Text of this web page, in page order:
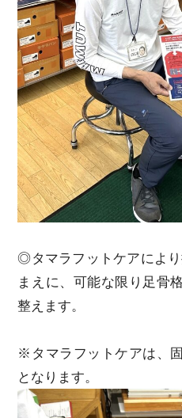
◎タマラフットケアにより
まえに、可能な限り足骨
整えます。
※タマラフットケアは、
となります。